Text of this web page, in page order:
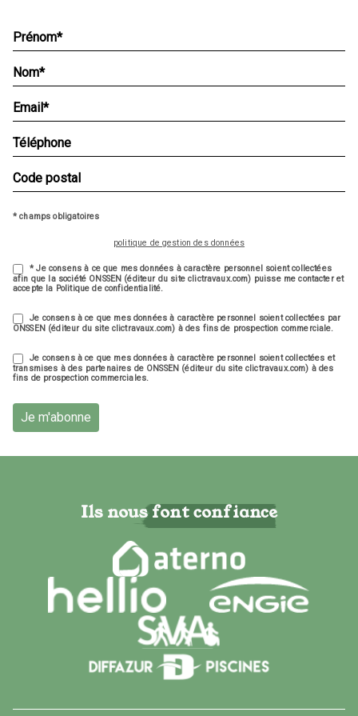
* champs obligatoires
politique de gestion des données
* Je consens à ce que mes données à caractère personnel soient collectées
afin que la société ONSSEN (éditeur du site clictravaux.com) puisse me contacter et
accepte la Politique de confidentialité.
Je consens à ce que mes données à caractère personnel soient collectées par
ONSSEN (éditeur du site clictravaux.com) à des fins de prospection commerciale.
Je consens à ce que mes données à caractère personnel soient collectées et
transmises à des partenaires de ONSSEN (éditeur du site clictravaux.com) à des
fins de prospection commerciales.
Je m'abonne
Ils nous font confiance